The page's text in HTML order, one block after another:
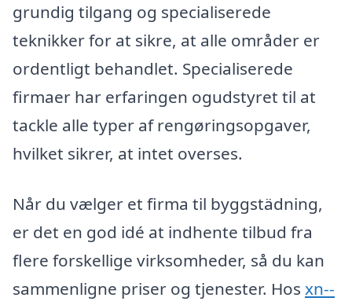
grundig tilgang og specialiserede
teknikker for at sikre, at alle områder er
ordentligt behandlet. Specialiserede
firmaer har erfaringen ogudstyret til at
tackle alle typer af rengøringsopgaver,
hvilket sikrer, at intet overses.
Når du vælger et firma til byggstädning,
er det en god idé at indhente tilbud fra
flere forskellige virksomheder, så du kan
sammenligne priser og tjenester. Hos xn--